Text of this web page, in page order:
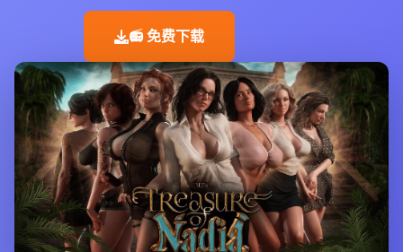
📻 免费下载